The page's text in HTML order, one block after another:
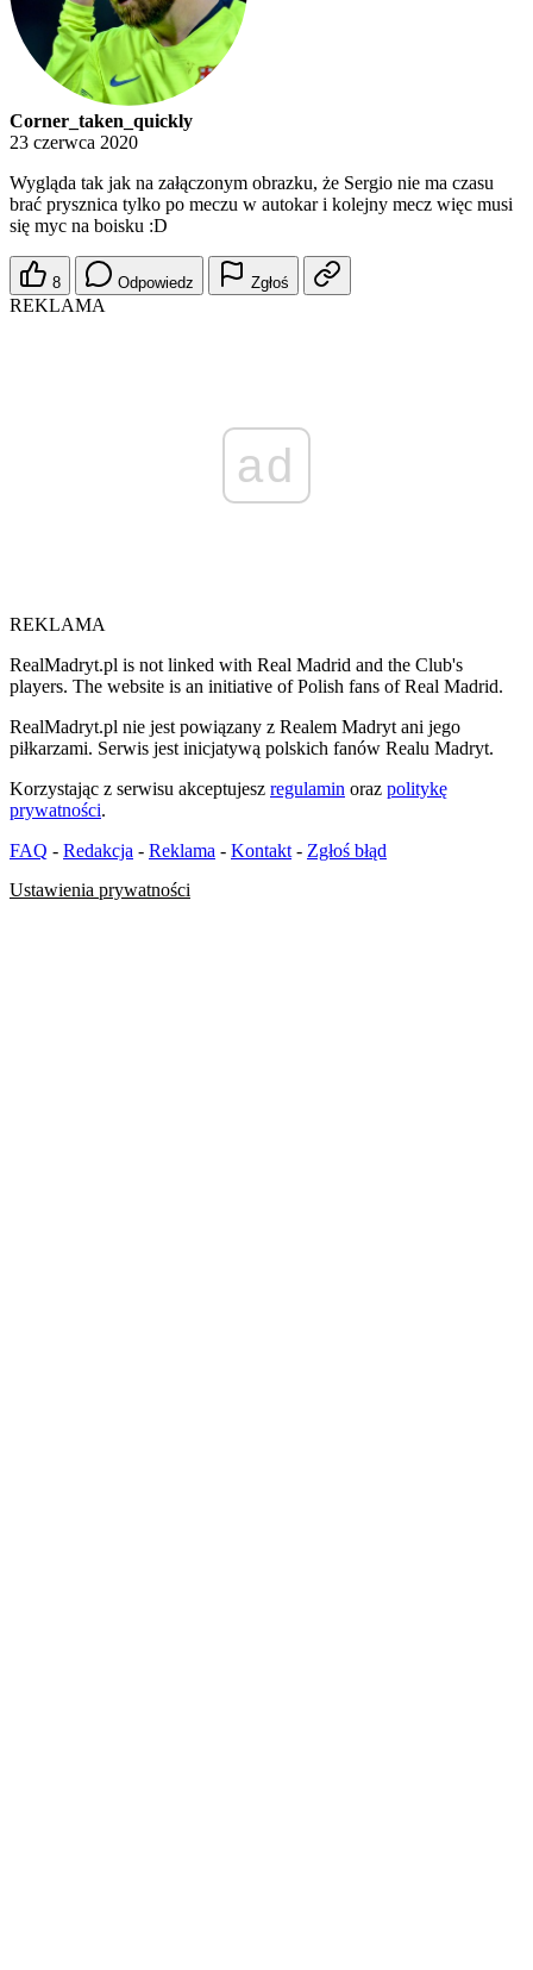
Corner_taken_quickly
23 czerwca 2020
Wygląda tak jak na załączonym obrazku, że Sergio nie ma czasu
brać prysznica tylko po meczu w autokar i kolejny mecz więc musi
się myc na boisku :D
8 Odpowiedz Zgłoś
REKLAMA
ad
REKLAMA
RealMadryt.pl is not linked with Real Madrid and the Club's
players. The website is an initiative of Polish fans of Real Madrid.
RealMadryt.pl nie jest powiązany z Realem Madryt ani jego
piłkarzami. Serwis jest inicjatywą polskich fanów Realu Madryt.
Korzystając z serwisu akceptujesz regulamin oraz politykę
prywatności.
FAQ - Redakcja - Reklama - Kontakt - Zgłoś błąd
Ustawienia prywatności